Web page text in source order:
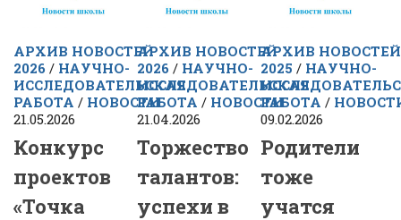
АРХИВ НОВОСТЕЙ
2026 / НАУЧНО-
ИССЛЕДОВАТЕЛЬСКАЯ
РАБОТА / НОВОСТИ
21.05.2026
Конкурс
проектов
«Точка
АРХИВ НОВОСТЕЙ
2026 / НАУЧНО-
ИССЛЕДОВАТЕЛЬСКАЯ
РАБОТА / НОВОСТИ
21.04.2026
Торжество
талантов:
успехи в
АРХИВ НОВОСТЕЙ
2025 / НАУЧНО-
РАБОТА /
09.02.2026
Родители
тоже
учатся